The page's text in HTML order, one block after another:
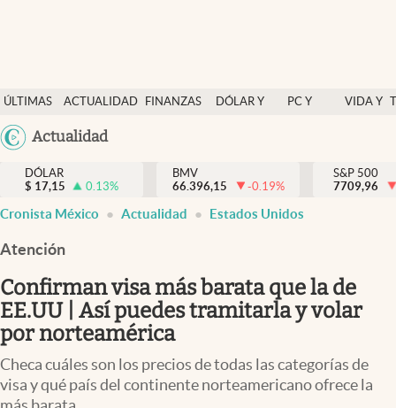
ÚLTIMAS
NOTICIAS
ACTUALIDAD
FINANZAS
DÓLAR Y
PC Y
VIDA Y
México
Actualidad
Actualidad
Finanzas y economía
Dólar y mercados
Pc y celular
Vida y estilo
Tv
DÓLAR
$ 17,15 0.13%
BMV
66.396,15
-0.19%
S&P 500
7709,96
Cronista México Actualidad Estados Unidos
Atención
Confirman visa más barata que la de
EE.UU | Así puedes tramitarla y volar
por norteamérica
Checa cuáles son los precios de todas las categorías de
visa y qué país del continente norteamericano ofrece la